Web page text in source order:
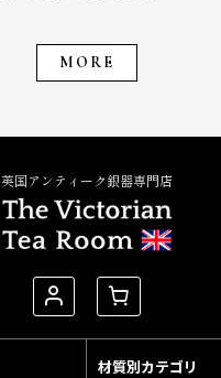
MORE
英国アンティーク銀器専門店
材質別カテゴリ